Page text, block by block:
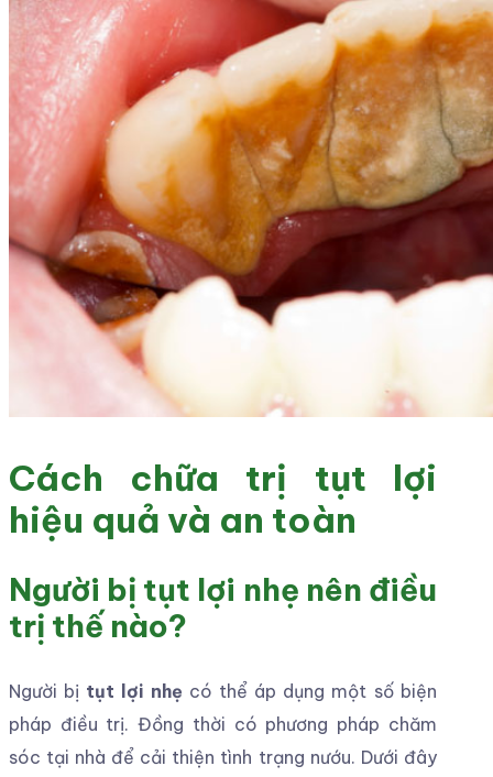
Cách chữa trị tụt lợi
hiệu quả và an toàn
Người bị tụt lợi nhẹ nên điều
trị thế nào?
Người bị tụt lợi nhẹ có thể áp dụng một số biện
pháp điều trị. Đồng thời có phương pháp chăm
sóc tại nhà để cải thiện tình trạng nướu. Dưới đây